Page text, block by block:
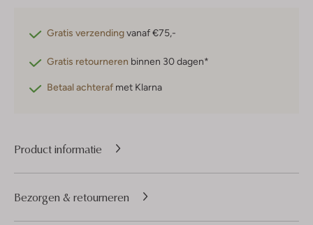
Gratis verzendingvanaf €75,-
Gratis retourneren binnen 30 dagen*
Betaal achteraf met Klarna
Product informatie
Bezorgen & retourneren